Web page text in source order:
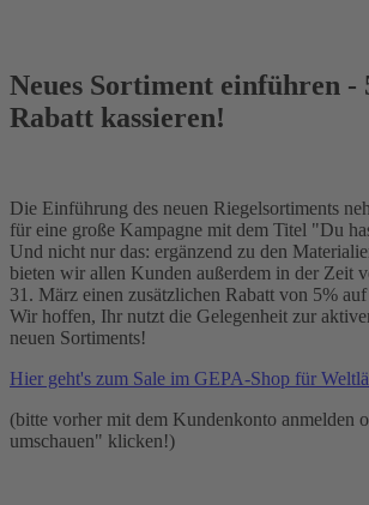
Neues Sortiment einführen -
Rabatt kassieren!
Die Einführung des neuen Riegelsortiments
für eine große Kampagne mit dem Titel "Du
Und nicht nur das: ergänzend zu den
bieten wir allen Kunden außerdem in der Zeit
31. März einen zusätzlichen Rabatt von 5%
Wir hoffen, Ihr nutzt die Gelegenheit zur
neuen Sortiments!
Hier geht's zum Sale im GEPA-Shop für
(bitte vorher mit dem Kundenkonto anmelden
umschauen" klicken!)